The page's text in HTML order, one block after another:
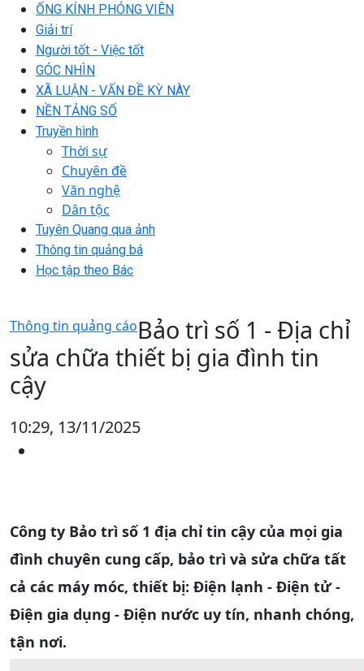
ỐNG KÍNH PHÓNG VIÊN
Giải trí
Người tốt - Việc tốt
GÓC NHÌN
XÃ LUẬN - VẤN ĐỀ KỲ NÀY
NỀN TẢNG SỐ
Truyền hình
Thời sự
Chuyên đề
Văn nghệ
Dân tộc
Tuyên Quang qua ảnh
Thông tin quảng bá
Học tập theo Bác
Thông tin quảng cáoBảo trì số 1 - Địa chỉ
sửa chữa thiết bị gia đình tin
cậy
10:29, 13/11/2025
Công ty Bảo trì số 1 địa chỉ tin cậy của mọi gia
đình chuyên cung cấp, bảo trì và sửa chữa tất
cả các máy móc, thiết bị: Điện lạnh - Điện tử -
Điện gia dụng - Điện nước uy tín, nhanh chóng,
tận nơi.